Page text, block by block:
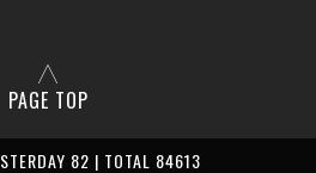
PAGE TOP
82 | TOTAL 84613